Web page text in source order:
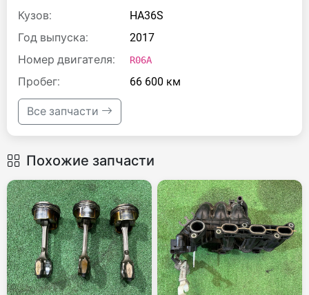
Кузов:
HA36S
Год выпуска:
2017
Номер двигателя:
R06A
Пробег: 66 600 км
Все запчасти
Похожие запчасти